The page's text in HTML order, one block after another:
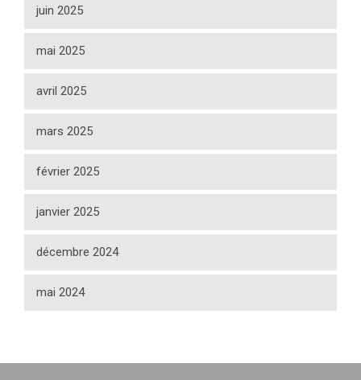
juin 2025
mai 2025
avril 2025
mars 2025
février 2025
janvier 2025
décembre 2024
mai 2024